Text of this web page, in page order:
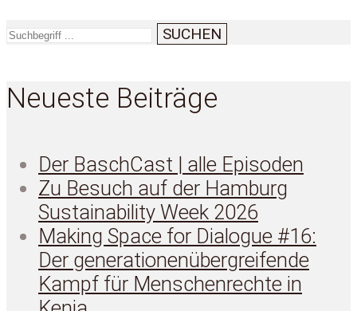
SUCHEN
Neueste Beiträge
Der BaschCast | alle Episoden
Zu Besuch auf der Hamburg
Sustainability Week 2026
Making Space for Dialogue #16:
Der generationenübergreifende
Kampf für Menschenrechte in